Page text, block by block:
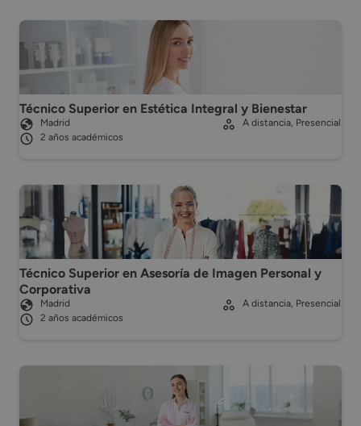
Técnico Superior en Estética Integral y Bienestar
Madrid
2 años académicos
A distancia, Presencial
Técnico Superior en Asesoría de Imagen Personal y
Corporativa
Madrid
2 años académicos
A distancia, Presencial